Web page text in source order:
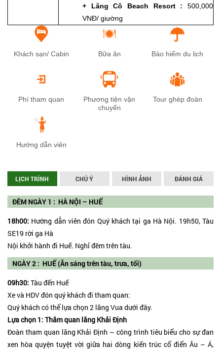
+ Lăng Cô Beach Resort : 500,000
VNĐ/ giường
Khách sạn/ Cabin Bữa ăn Bảo hiểm du lịch
Phí tham quan
Phương tiện vận
chuyển
Tour ghép đoàn
Hướng dẫn viên
LỊCH TRÌNH CHÚ Ý HÌNH ẢNH ĐÁNH GIÁ
ĐÊM NGÀY 1 : HÀ NỘI – HUẾ
18h00: Hướng dẫn viên đón Quý khách tại ga Hà Nội. 19h50, Tàu
SE19 rời ga Hà
Nội khởi hành đi Huế. Nghỉ đêm trên tàu.
NGÀY 2 : HUẾ (Ăn sáng trên tàu, trưa, tối)
09h30: Tàu đến Huế
Xe và HDV đón quý khách đi tham quan:
Quý khách có thể lựa chọn 2 lăng Vua dưới đây.
Lựa chọn 1: Thăm quan lăng Khải Định
Đoàn tham quan lăng Khải Định – công trình tiêu biểu cho sự đan
xen hòa quyện tuyệt vời giữa hai dòng kiến trúc cổ điển Âu – Á,